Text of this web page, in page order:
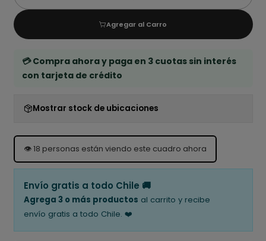
Agregar al Carro
💳 Compra ahora y paga en 3 cuotas sin interés
con tarjeta de crédito
Mostrar stock de ubicaciones
👁️18 personas están viendo este cuadro ahora
Envío gratis a todo Chile 🚚
Agrega 3 o más productos al carrito y recibe
envío gratis a todo Chile. ❤️